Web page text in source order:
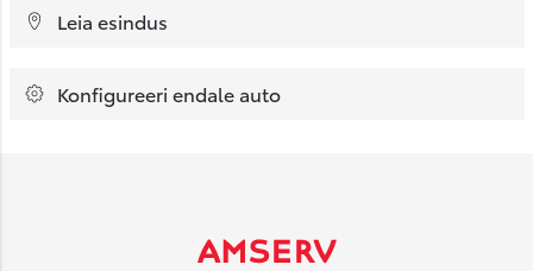
Leia esindus
Konfigureeri endale auto